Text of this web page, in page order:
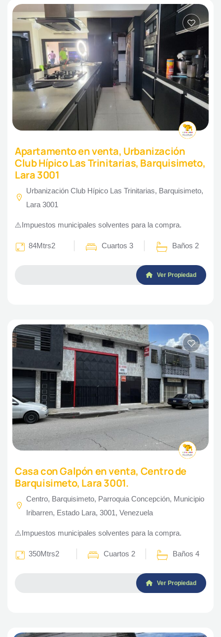
Apartamento en venta, Urbanización
Club Hípico Las Trinitarias, Barquisimeto,
Lara 3001
Urbanización Club Hípico Las Trinitarias, Barquisimeto,
Lara 3001
⚠️Impuestos municipales solventes para la compra.
84Mtrs2 Cuartos 3 Baños 2
Ver Propiedad
Casa con Galpón en venta, Centro de
Barquisimeto, Lara 3001.
Centro, Barquisimeto, Parroquia Concepción, Municipio
Iribarren, Estado Lara, 3001, Venezuela
⚠️Impuestos municipales solventes para la compra.
350Mtrs2 Cuartos 2 Baños 4
Ver Propiedad